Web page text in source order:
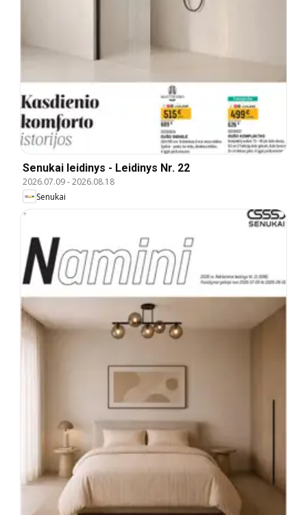
Senukai leidinys - Leidinys Nr. 22
2026.07.09-2026.08.18
Senukai